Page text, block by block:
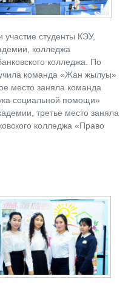
студенты КЭУ,
колледжа
колледжа. По
команда «Жан жылуы»
место заняла команда
социальной помощи»
третье место заняла
колледжа «Право